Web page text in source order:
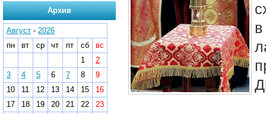
Архив
Август - 2026
пн
вт ср чт пт сб
вс
1
2
3
4 5 6 7 8
9
10
11 12 13 14 15
16
17
18 19 20 21 22
23